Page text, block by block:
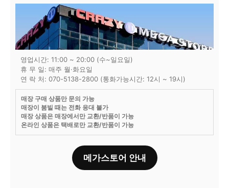
영업시간: 11:00 ~ 20:00 (수~일요일)
휴 무 일: 매주 월·화요일
연 락 처: 070-5138-2800 (통화가능시간: 12시 ~ 19시)
매장 구매 상품만 문의 가능
매장이 붐빌 때는 전화 응대 불가
매장 상품은 매장에서만 교환/반품이 가능
온라인 상품은 택배로만 교환/반품이 가능
메가스토어 안내